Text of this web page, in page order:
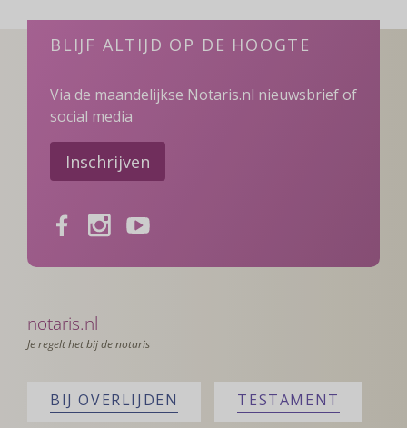
BLIJF ALTIJD OP DE HOOGTE
Via de maandelijkse Notaris.nl nieuwsbrief of
social media
Inschrijven
FacebookInstagramYoutube
notaris.nl
Je regelt het bij de notaris
BIJ OVERLIJDEN TESTAMENT